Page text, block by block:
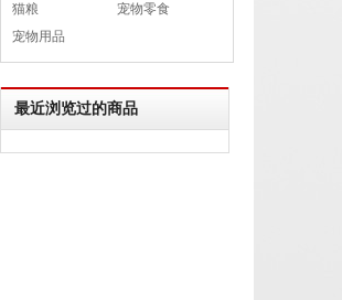
猫粮
宠物零食
宠物用品
最近浏览过的商品